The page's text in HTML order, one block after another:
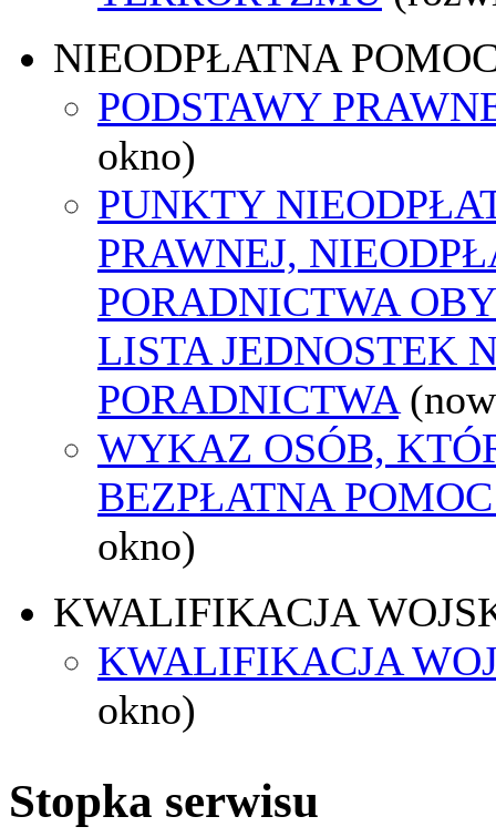
NIEODPŁATNA
PODSTAWY
okno)
PUNKTY
PRAWNEJ,
PORADNICTWA
LISTA JEDNOSTEK
PORADNICTWA
WYKAZ OSÓB,
BEZPŁATNA
okno)
KWALIFIKACJA
KWALIFIKACJA
okno)
Stopka serwisu